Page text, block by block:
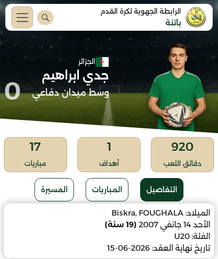
الرابطة الجهوية لكرة القدم
باتنة
الجزائر
جدي ابراهيم
وسط ميدان دفاعي 0
920
دقائق اللعب
1
أهداف
17
مباريات
التفاصيل المباريات المسيرة
الميلاد: Biskra, FOUGHALA
الأحد 14 جانفي 2007
(19 سنة)
الفئة: U20
تاريخ نهاية العقد: 2026-06-15